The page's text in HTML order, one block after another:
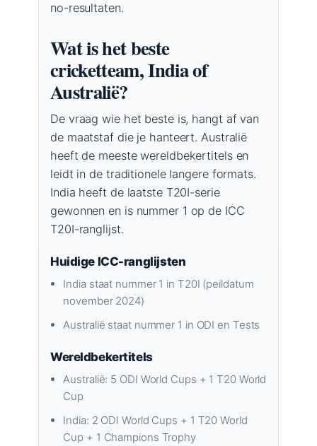
no-resultaten.
Wat is het beste
cricketteam, India of
Australië?
De vraag wie het beste is, hangt af van
de maatstaf die je hanteert. Australië
heeft de meeste wereldbekertitels en
leidt in de traditionele langere formats.
India heeft de laatste T20I-serie
gewonnen en is nummer 1 op de ICC
T20I-ranglijst.
Huidige ICC-ranglijsten
India staat nummer 1 in T20I (peildatum
november 2024)
Australië staat nummer 1 in ODI en Tests
Wereldbekertitels
Australië: 5 ODI World Cups + 1 T20 World
Cup
India: 2 ODI World Cups + 1 T20 World
Cup + 1 Champions Trophy